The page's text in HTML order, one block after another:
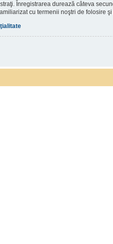
Înregistrarea durează câteva
cu termenii noştri de folosire